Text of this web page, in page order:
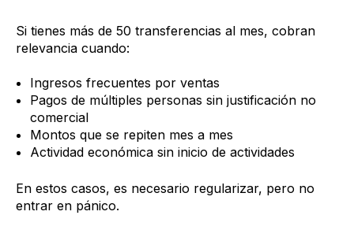
Si tienes más de 50 transferencias al mes, cobran
relevancia cuando:
Ingresos frecuentes por ventas
Pagos de múltiples personas sin justificación no
comercial
Montos que se repiten mes a mes
Actividad económica sin inicio de actividades
En estos casos, es necesario regularizar, pero no
entrar en pánico.